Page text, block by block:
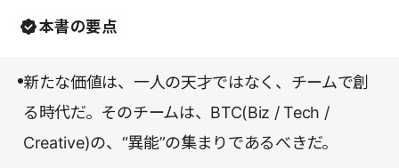
論ばかり語っている」と。ビジョンやパッションは
の部分もあるはずだ。
ができる。価値創造に夢中になれる人や組織を増や
本書の要点
新たな価値は、一人の天才ではなく、チームで創
る時代だ。そのチームは、BTC(Biz / Tech /
Creative)の、“異能”の集まりであるべきだ。